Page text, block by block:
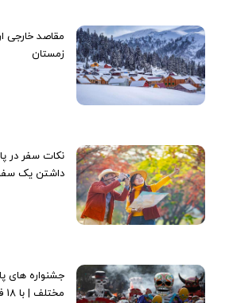
مقاصد خارجی
زمستان
داشتن یک سفر
جشنواره های
مختلف